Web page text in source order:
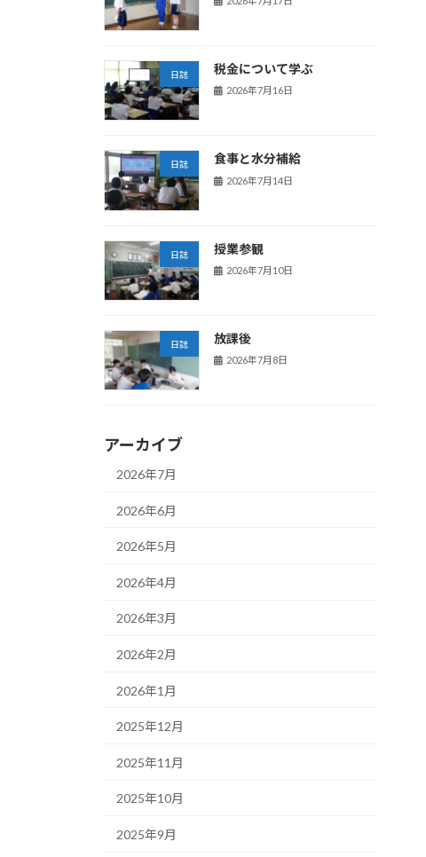
日誌 税金について学ぶ
2026年7月16日
日誌 食事と水分補給
2026年7月14日
日誌 授業参観
2026年7月10日
日誌 放課後
2026年7月8日
アーカイブ
2026年7月
2026年6月
2026年5月
2026年4月
2026年3月
2026年2月
2026年1月
2025年12月
2025年11月
2025年10月
2025年9月